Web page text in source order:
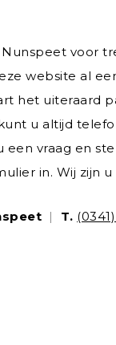
voor
website al
het uiteraard
u altijd
vraag en
in. Wij zijn u
| T.